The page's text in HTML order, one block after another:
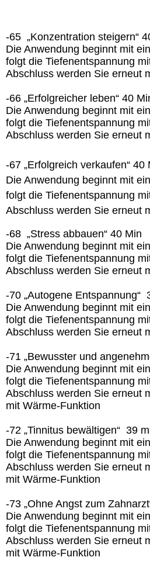
-65 „Konzentration steigern“
Die Anwendung beginnt mit
folgt die Tiefenentspannung
Abschluss werden Sie erneut
-66 „Erfolgreicher leben“ 40
Die Anwendung beginnt mit
folgt die Tiefenentspannung
Abschluss werden Sie erneut
-67 „Erfolgreich verkaufen“ 40
Die Anwendung beginnt mit
folgt die Tiefenentspannung
Abschluss werden Sie erneut
-68 „Stress abbauen“ 40 Min
Die Anwendung beginnt mit
folgt die Tiefenentspannung
Abschluss werden Sie erneut
-70 „Autogene Entspannung“
Die Anwendung beginnt mit
folgt die Tiefenentspannung
Abschluss werden Sie erneut
-71 „Bewusster und
Die Anwendung beginnt mit
folgt die Tiefenentspannung
Abschluss werden Sie erneut
mit Wärme-Funktion
-72 „Tinnitus bewältigen“ 39
Die Anwendung beginnt mit
folgt die Tiefenentspannung
Abschluss werden Sie erneut
mit Wärme-Funktion
-73 „Ohne Angst zum
Die Anwendung beginnt mit
folgt die Tiefenentspannung
Abschluss werden Sie erneut
mit Wärme-Funktion